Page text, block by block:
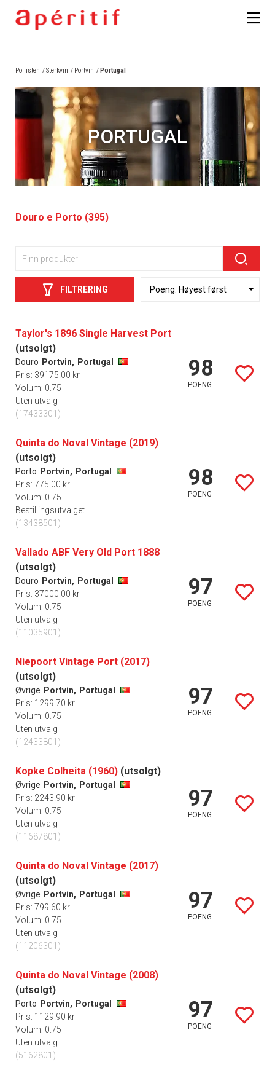
Pollisten /Sterkvin / Portvin / Portugal
PORTUGAL
Douro e Porto (395)
FILTRERING
Taylor's 1896 Single Harvest Port
(utsolgt)
Douro Portvin, Portugal
Pris: 39175.00 kr
Volum: 0.75 l
Uten utvalg
(17433301)
98
POENG
Quinta do Noval Vintage (2019)
(utsolgt)
Porto Portvin, Portugal
Pris: 775.00 kr
Volum: 0.75 l
Bestillingsutvalget
(13438501)
98
POENG
Vallado ABF Very Old Port 1888
(utsolgt)
Douro Portvin, Portugal
Pris: 37000.00 kr
Volum: 0.75 l
Uten utvalg
(11035901)
97
POENG
Niepoort Vintage Port (2017)
(utsolgt)
Øvrige Portvin, Portugal
Pris: 1299.70 kr
Volum: 0.75 l
Uten utvalg
(12433801)
97
POENG
Kopke Colheita (1960) (utsolgt)
Øvrige Portvin, Portugal
Pris: 2243.90 kr
Volum: 0.75 l
Uten utvalg
(11687801)
97
POENG
Quinta do Noval Vintage (2017)
(utsolgt)
Øvrige Portvin, Portugal
Pris: 799.60 kr
Volum: 0.75 l
Uten utvalg
(11206301)
97
POENG
Quinta do Noval Vintage (2008)
(utsolgt)
Porto Portvin, Portugal
Pris: 1129.90 kr
Volum: 0.75 l
Uten utvalg
(5162801)
97
POENG